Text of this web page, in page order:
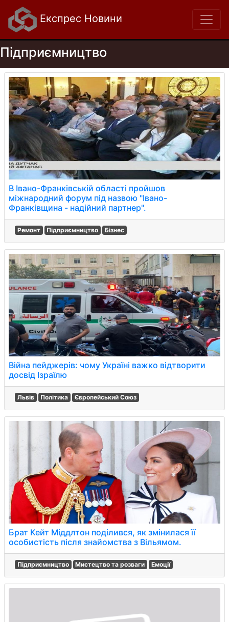
Експрес Новини
Підприємництво
В Івано-Франківській області пройшов
міжнародний форум під назвою "Івано-
Франківщина - надійний партнер".
Ремонт Підприємництво Бізнес
Війна пейджерів: чому Україні важко відтворити
досвід Ізраїлю
Львів Політика Європейський Союз
Брат Кейт Міддлтон поділився, як змінилася її
особистість після знайомства з Вільямом.
Підприємництво Мистецтво та розваги Емоції